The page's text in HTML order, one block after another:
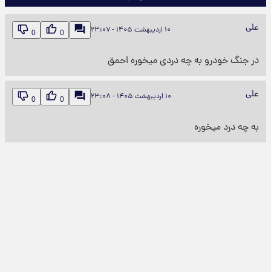
علی ۱۰ اردیبهشت ۱۴۰۵ - ۲۳:۰۷ 0
0
در جنگ خودرو به چه دردی میخوره احمق
علی ۱۰ اردیبهشت ۱۴۰۵ - ۲۳:۰۸ 0
0
به چه درد میخوره